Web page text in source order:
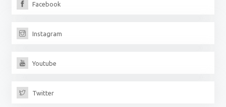
Facebook
Instagram
Youtube
Twitter